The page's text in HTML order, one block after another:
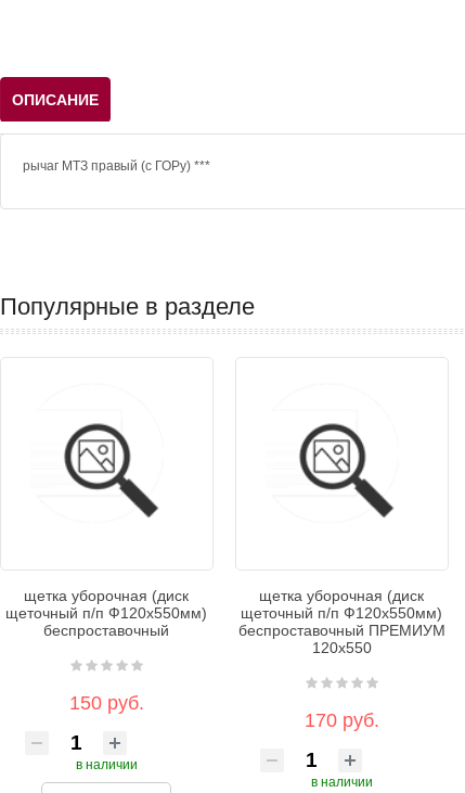
ОПИСАНИЕ
рычаг МТЗ правый (с ГОРу) ***
Популярные в разделе
щетка уборочная (диск
щеточный п/п Ф120х550мм)
беспроставочный
150 руб.
в наличии
щетка уборочная (диск
щеточный п/п Ф120х550мм)
беспроставочный ПРЕМИУМ
120х550
170 руб.
в наличии